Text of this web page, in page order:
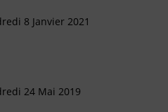
8 Janvier 2021
24 Mai 2019